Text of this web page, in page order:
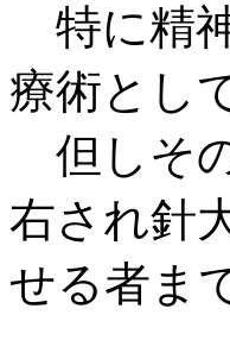
特に精
療術とし
但しそ
右され針
せる者ま